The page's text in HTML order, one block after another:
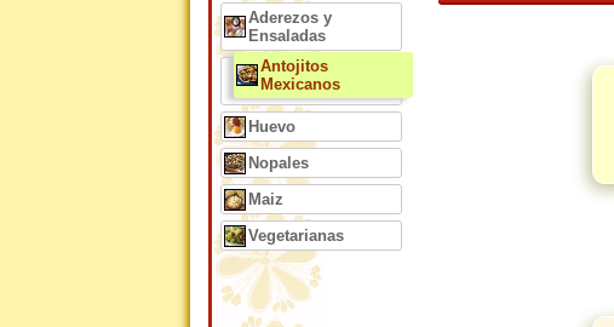
Aderezos y
Ensaladas
Antojitos
Mexicanos
Huevo
Nopales
Maiz
Vegetarianas